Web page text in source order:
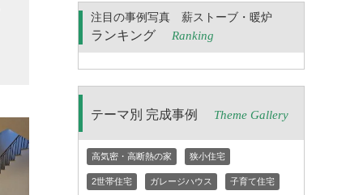
注目の事例写真 薪ストーブ・暖炉
ランキング Ranking
テーマ別 完成事例 Theme Gallery
高気密・高断熱の家 狭小住宅
2世帯住宅 ガレージハウス 子育て住宅